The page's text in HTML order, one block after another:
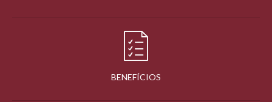
BENEFÍCIOS